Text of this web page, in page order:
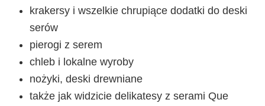
krakersy i wszelkie chrupiące dodatki do deski
serów
pierogi z serem
chleb i lokalne wyroby
nożyki, deski drewniane
także jak widzicie delikatesy z serami Que